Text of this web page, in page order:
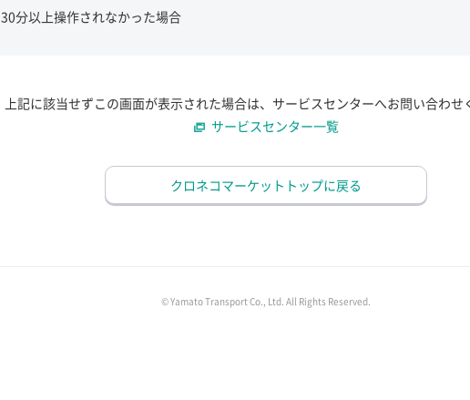
30分以上操作されなかった場合
上記に該当せずこの画面が表示された場合は、サービスセンターへお問い合わせ
サービスセンター一覧
クロネコマーケットトップに戻る
© Yamato Transport Co., Ltd. All Rights Reserved.